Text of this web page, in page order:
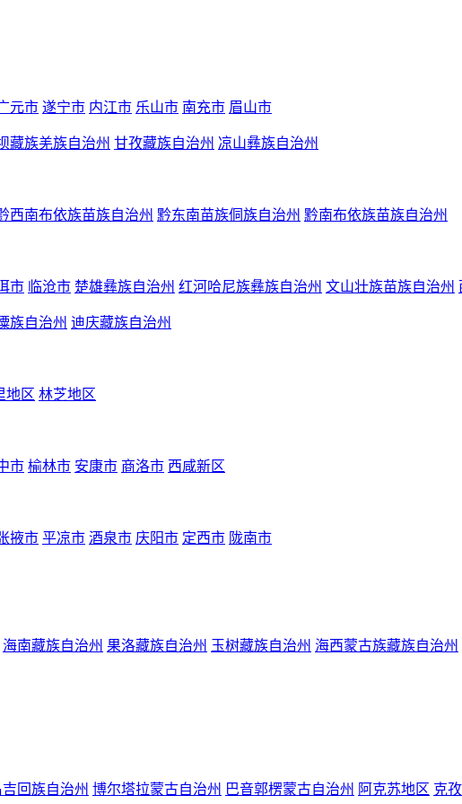
元市 遂宁市 内江市 乐山市 南充市 眉山市
藏族羌族自治州 甘孜藏族自治州 凉山彝族自治州
西南布依族苗族自治州 黔东南苗族侗族自治州 黔南布依族苗族自治州
市 临沧市 楚雄彝族自治州 红河哈尼族彝族自治州 文山壮族苗族自治州
族自治州 迪庆藏族自治州
地区 林芝地区
市 榆林市 安康市 商洛市 西咸新区
掖市 平凉市 酒泉市 庆阳市 定西市 陇南市
海南藏族自治州 果洛藏族自治州 玉树藏族自治州 海西蒙古族藏族自治州
吉回族自治州 博尔塔拉蒙古自治州 巴音郭楞蒙古自治州 阿克苏地区 克